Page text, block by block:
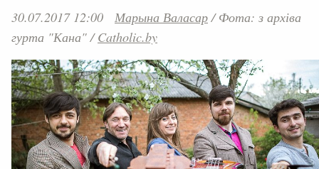
30.07.2017 12:00 Марына Валасар/Фота: з архіва
гурта "Кана"/Catholic.by